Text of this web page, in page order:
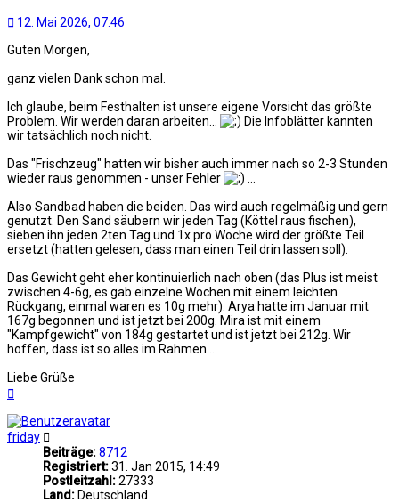
12. Mai 2026, 07:46
Guten Morgen,
ganz vielen Dank schon mal.
Ich glaube, beim Festhalten ist unsere eigene Vorsicht das größte
Problem. Wir werden daran arbeiten...
Die Infoblätter kannten
wir tatsächlich noch nicht.
Das "Frischzeug" hatten wir bisher auch immer nach so 2-3 Stunden
wieder raus genommen - unser Fehler
Also Sandbad haben die beiden. Das wird auch regelmäßig und gern
genutzt. Den Sand säubern wir jeden Tag (Köttel raus fischen),
sieben ihn jeden 2ten Tag und 1x pro Woche wird der größte Teil
ersetzt (hatten gelesen, dass man einen Teil drin lassen soll).
Das Gewicht geht eher kontinuierlich nach oben (das Plus ist meist
zwischen 4-6g, es gab einzelne Wochen mit einem leichten
Rückgang, einmal waren es 10g mehr). Arya hatte im Januar mit
167g begonnen und ist jetzt bei 200g. Mira ist mit einem
"Kampfgewicht" von 184g gestartet und ist jetzt bei 212g. Wir
hoffen, dass ist so alles im Rahmen...
Liebe Grüße
friday
Beiträge:8712
Registriert:31. Jan 2015, 14:49
Postleitzahl:27333
Land: Deutschland